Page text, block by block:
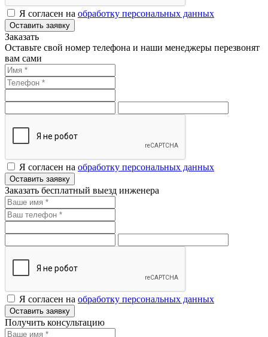
Я согласен на обработку персональных данных
Оставить заявку
Заказать
Оставьте свой номер телефона и наши менеджеры перезвонят
вам сами
Я согласен на обработку персональных данных
Оставить заявку
Заказать бесплатный выезд инженера
Я согласен на обработку персональных данных
Оставить заявку
Получить консультацию